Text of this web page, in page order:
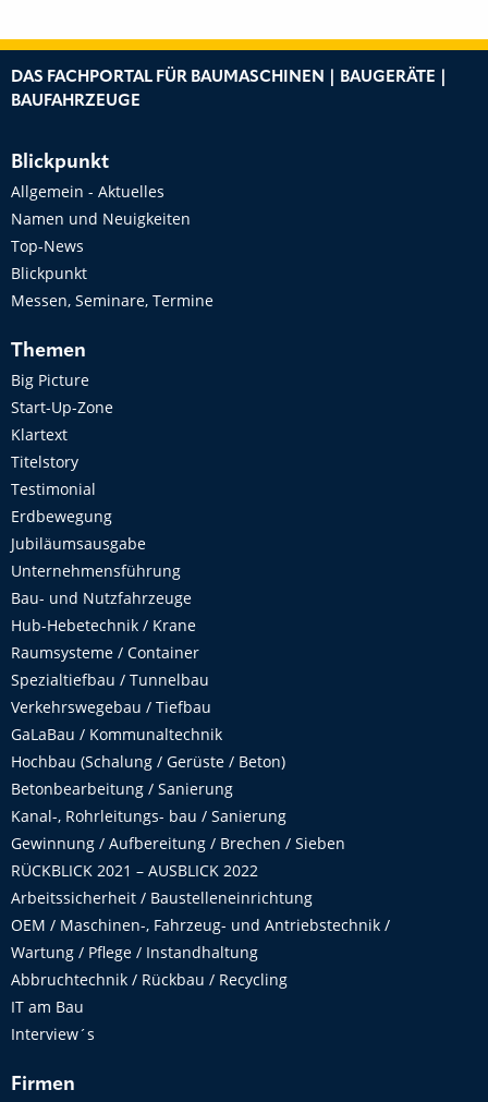
DAS FACHPORTAL FÜR BAUMASCHINEN | BAUGERÄTE |
BAUFAHRZEUGE
Blickpunkt
Allgemein - Aktuelles
Namen und Neuigkeiten
Top-News
Blickpunkt
Messen, Seminare, Termine
Themen
Big Picture
Start-Up-Zone
Klartext
Titelstory
Testimonial
Erdbewegung
Jubiläumsausgabe
Unternehmensführung
Bau- und Nutzfahrzeuge
Hub-Hebetechnik / Krane
Raumsysteme / Container
Spezialtiefbau / Tunnelbau
Verkehrswegebau / Tiefbau
GaLaBau / Kommunaltechnik
Hochbau (Schalung / Gerüste / Beton)
Betonbearbeitung / Sanierung
Kanal-, Rohrleitungs- bau / Sanierung
Gewinnung / Aufbereitung / Brechen / Sieben
RÜCKBLICK 2021 – AUSBLICK 2022
Arbeitssicherheit / Baustelleneinrichtung
OEM / Maschinen-, Fahrzeug- und Antriebstechnik /
Wartung / Pflege / Instandhaltung
Abbruchtechnik / Rückbau / Recycling
IT am Bau
Interview´s
Firmen